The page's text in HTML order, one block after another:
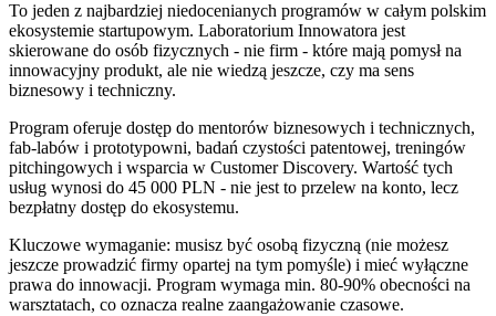
To jeden z najbardziej niedocenianych programów w całym polskim
ekosystemie startupowym. Laboratorium Innowatora jest
skierowane do osób fizycznych - nie firm - które mają pomysł na
innowacyjny produkt, ale nie wiedzą jeszcze, czy ma sens
biznesowy i techniczny.
Program oferuje dostęp do mentorów biznesowych i technicznych,
fab-labów i prototypowni, badań czystości patentowej, treningów
pitchingowych i wsparcia w Customer Discovery. Wartość tych
usług wynosi do 45 000 PLN - nie jest to przelew na konto, lecz
bezpłatny dostęp do ekosystemu.
Kluczowe wymaganie: musisz być osobą fizyczną (nie możesz
jeszcze prowadzić firmy opartej na tym pomyśle) i mieć wyłączne
prawa do innowacji. Program wymaga min. 80-90% obecności na
warsztatach, co oznacza realne zaangażowanie czasowe.